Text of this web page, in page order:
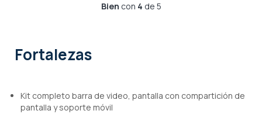
Bien con 4 de 5
Fortalezas
Kit completo barra de video, pantalla con compartición de
pantalla y soporte móvil